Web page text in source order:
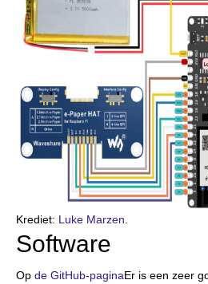
Krediet: Luke Marzen.
Software
Op de GitHub-paginaEr is een zeer